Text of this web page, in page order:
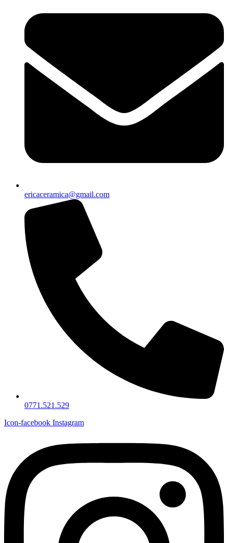
ericaceramica@gmail.com
0771.521.529
Icon-facebook Instagram